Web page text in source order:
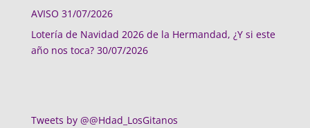
AVISO 31/07/2026
Lotería de Navidad 2026 de la Hermandad, ¿Y si este
año nos toca? 30/07/2026
Tweets by @@Hdad_LosGitanos